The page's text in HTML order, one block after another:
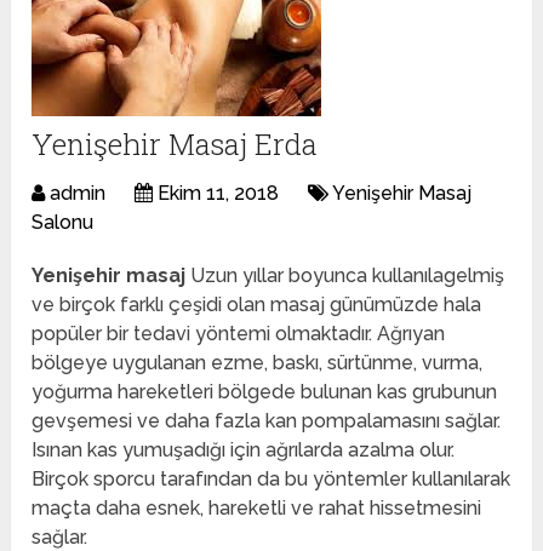
Yenişehir Masaj Erda
admin Ekim 11, 2018
Yenişehir Masaj
Salonu
Yenişehir masaj Uzun yıllar boyunca kullanılagelmiş
ve birçok farklı çeşidi olan masaj günümüzde hala
popüler bir tedavi yöntemi olmaktadır. Ağrıyan
bölgeye uygulanan ezme, baskı, sürtünme, vurma,
yoğurma hareketleri bölgede bulunan kas grubunun
gevşemesi ve daha fazla kan pompalamasını sağlar.
Isınan kas yumuşadığı için ağrılarda azalma olur.
Birçok sporcu tarafından da bu yöntemler kullanılarak
maçta daha esnek, hareketli ve rahat hissetmesini
sağlar.